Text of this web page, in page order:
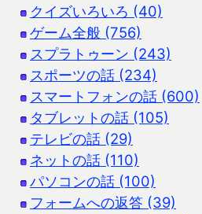
クイズいろいろ (40)
ゲーム全般 (756)
スプラトゥーン (243)
スポーツの話 (234)
スマートフォンの話 (600)
タブレットの話 (105)
テレビの話 (29)
ネットの話 (110)
パソコンの話 (100)
フォームへの返答 (39)